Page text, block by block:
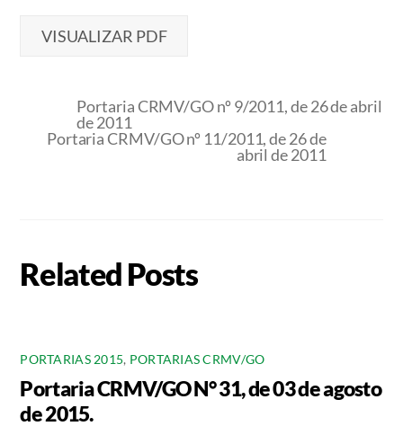
VISUALIZAR PDF
Portaria CRMV/GO nº 9/2011, de 26 de abril
de 2011
Portaria CRMV/GO nº 11/2011, de 26 de
abril de 2011
Related Posts
PORTARIAS 2015, PORTARIAS CRMV/GO
Portaria CRMV/GO N° 31, de 03 de agosto
de 2015.